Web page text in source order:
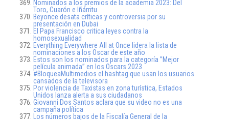
Nominados a los premios de la academia 2023: Del
Toro, Cuarón e Iñárritu
Beyonce desata críticas y controversia por su
presentación en Dubai
El Papa Francisco critica leyes contra la
homosexualidad
Everything Everywhere All at Once lidera la lista de
nominaciones a los Oscar de este año
Estos son los nominados para la categoría ”Mejor
película animada” en los Oscars 2023
#BloqueaMultimedios el hashtag que usan los usuarios
cansados de la televisora
Por violencia de Taxistas en zona turística, Estados
Unidos lanza alerta a sus ciudadanos
Giovanni Dos Santos aclara que su video no es una
campaña política
Los números bajos de la Fiscalía General de la